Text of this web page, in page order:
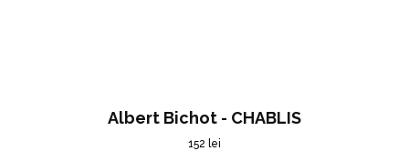
Albert Bichot - CHABLIS
152 lei